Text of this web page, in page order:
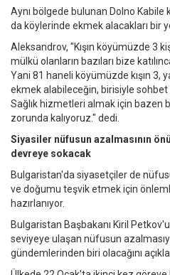
Aynı bölgede bulunan Dolno
da köylerinde ekmek alacakları bir
Aleksandrov, "Kışın köyümüzde 3
mülkü olanların bazıları bize
Yani 81 haneli köyümüzde kışın 3,
ekmek alabileceğin, birisiyle sohbet
Sağlık hizmetleri almak için
zorunda kalıyoruz." dedi.
Siyasiler nüfusun azalmasının
devreye sokacak
Bulgaristan'da siyasetçiler de
ve doğumu teşvik etmek için
hazırlanıyor.
Bulgaristan Başbakanı Kiril
seviyeye ulaşan nüfusun
gündemlerinden biri olacağını